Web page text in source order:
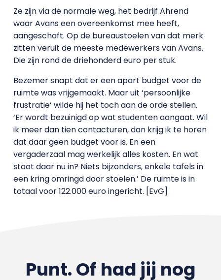
Ze zijn via de normale weg, het bedrijf Ahrend
waar Avans een overeenkomst mee heeft,
aangeschaft. Op de bureaustoelen van dat merk
zitten veruit de meeste medewerkers van Avans.
Die zijn rond de driehonderd euro per stuk.
Bezemer snapt dat er een apart budget voor de
ruimte was vrijgemaakt. Maar uit ‘persoonlijke
frustratie’ wilde hij het toch aan de orde stellen.
‘Er wordt bezuinigd op wat studenten aangaat. Wil
ik meer dan tien contacturen, dan krijg ik te horen
dat daar geen budget voor is. En een
vergaderzaal mag werkelijk alles kosten. En wat
staat daar nu in? Niets bijzonders, enkele tafels in
een kring omringd door stoelen.’ De ruimte is in
totaal voor 122.000 euro ingericht. [EvG]
Punt. Of had jij nog